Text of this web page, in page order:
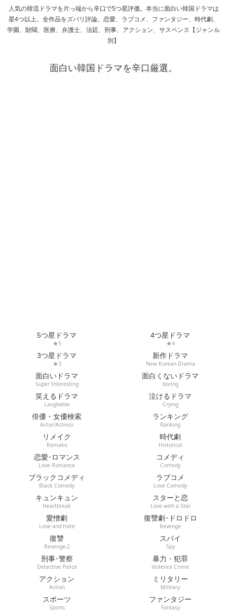
人気の韓流ドラマを片っ端から辛口で5つ星評価。本当に面白い韓国ドラマは
星4つ以上。全作品をズバリ評論。恋愛、ラブコメ、ファンタジー、時代劇、
学園、財閥、医療、弁護士、法廷、刑事、アクション、サスペンス【ジャンル
別】
面白い韓国ドラマを辛口厳選。
5つ星ドラマ
★5
4つ星ドラマ
★4
3つ星ドラマ
★3
新作ドラマ
New Korean Drama
面白いドラマ
Super Interesting
面白くないドラマ
boring
笑えるドラマ
Laughable
泣けるドラマ
Crying
俳優・女優検索
Actor/Actress
ランキング
Ranking
リメイク
Remake
時代劇
Historical
恋愛･ロマンス
Love Romance
コメディ
Comedy
ブラックコメディ
Black Comedy
ラブコメ
Love Comedy
キュンキュン
Heartbreak
スターと恋
Love with a Star
愛憎劇
Love and Hate
復讐劇･ドロドロ
Revenge
復讐
Revenge-2
スパイ
Spy
刑事･警察
Detective Police
暴力・犯罪
Violence Crime
アクション
Action
ミリタリー
Military
スポーツ
Sports
ファンタジー
Fantasy